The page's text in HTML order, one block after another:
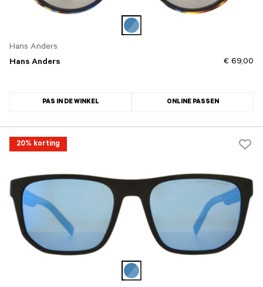
Hans Anders
Hans Anders
€ 69,00
PAS IN DE WINKEL ONLINE PASSEN
20% korting